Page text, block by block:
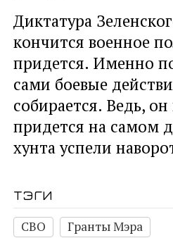
Диктатура
кончится военное
придется. Именно
сами боевые
собирается. Ведь,
придется на самом
хунта успели
тэги
СВО Гранты Мэра